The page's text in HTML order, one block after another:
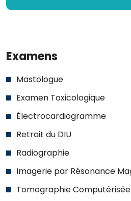
Examens
Mastologue
Examen Toxicologique
Électrocardiogramme
Retrait du DIU
Radiographie
Imagerie par Résonance
Tomographie